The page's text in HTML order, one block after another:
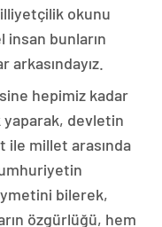
okunu
insan bunların
hepimiz kadar
yaparak, devletin
ile millet arasında
bilerek,
özgürlüğü, hem